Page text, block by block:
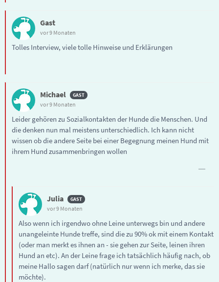
Gast
vor 9 Monaten
Tolles Interview, viele tolle Hinweise und Erklärungen
Michael
vor 9 Monaten
Leider gehören zu Sozialkontakten der Hunde die Menschen. Und
die denken nun mal meistens unterschiedlich. Ich kann nicht
wissen ob die andere Seite bei einer Begegnung meinen Hund mit
ihrem Hund zusammenbringen wollen
Julia
vor 9 Monaten
Also wenn ich irgendwo ohne Leine unterwegs bin und andere
unangeleinte Hunde treffe, sind die zu 90% ok mit einem Kontakt
(oder man merkt es ihnen an - sie gehen zur Seite, leinen ihren
Hund an etc). An der Leine frage ich tatsächlich häufig nach, ob
meine Hallo sagen darf (natürlich nur wenn ich merke, das sie
möchte).